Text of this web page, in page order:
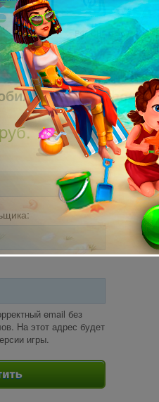
телефона:
email без
На этот адрес будет
игры.